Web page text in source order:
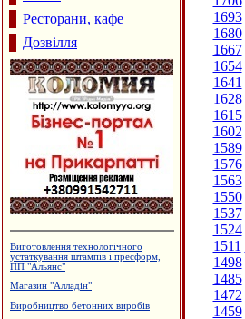
Ресторани, кафе
Дозвілля
Виготовлення технологічного
устаткування штампів і пресформ,
ПП "Альянс"
Магазин "Алладін"
Виробництво бетонних виробів
1693
1680
1667
1654
1641
1628
1615
1602
1589
1576
1563
1550
1537
1524
1511
1498
1485
1472
1459